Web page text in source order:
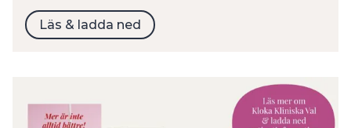
Läs & ladda ned